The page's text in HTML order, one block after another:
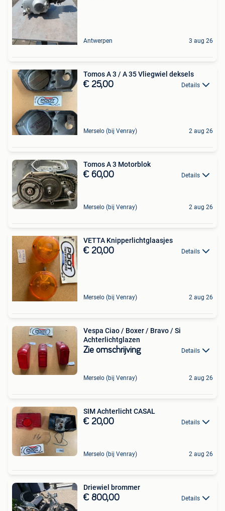
Antwerpen 3 aug 26
Tomos A 3 / A 35 Vliegwiel deksels
€ 25,00 Details
Merselo (bij Venray) 2 aug 26
Tomos A 3 Motorblok
€ 60,00 Details
Merselo (bij Venray) 2 aug 26
VETTA Knipperlichtglaasjes
€ 20,00 Details
Merselo (bij Venray) 2 aug 26
Vespa Ciao / Boxer / Bravo / Si
Achterlichtglazen
Zie omschrijving Details
Merselo (bij Venray) 2 aug 26
SIM Achterlicht CASAL
€ 20,00 Details
Merselo (bij Venray) 2 aug 26
Driewiel brommer
€ 800,00 Details